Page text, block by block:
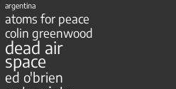
argentina
atoms for peace
colin greenwood
dead air
space
ed o'brien